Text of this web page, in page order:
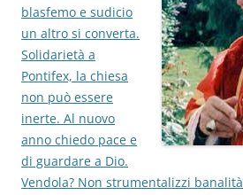
blasfemo e sudicio
un altro si converta.
Solidarietà a
Pontifex, la chiesa
non può essere
inerte. Al nuovo
anno chiedo pace e
di guardare a Dio.
Vendola? Non strumentalizzi banalità